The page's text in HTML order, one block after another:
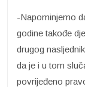
-Napominjemo
godine takođe
drugog
da je i u tom
povrijeđeno